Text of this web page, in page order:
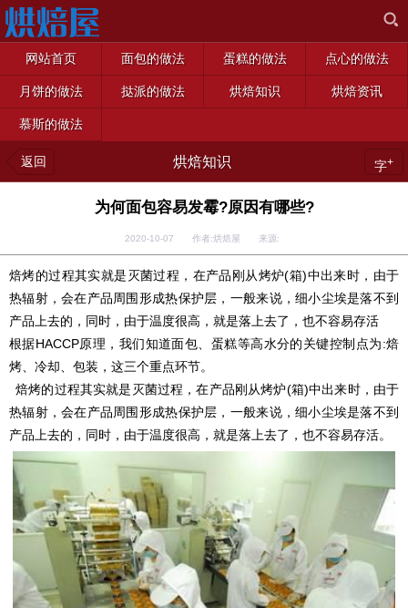
网站首页 面包的做法 蛋糕的做法 点心的做法
月饼的做法 挞派的做法 烘焙知识 烘焙资讯
慕斯的做法
返回 烘焙知识 字+
为何面包容易发霉?原因有哪些?
2020-10-07 作者:烘焙屋 来源:
焙烤的过程其实就是灭菌过程，在产品刚从烤炉(箱)中出来时，由于
热辐射，会在产品周围形成热保护层，一般来说，细小尘埃是落不到
产品上去的，同时，由于温度很高，就是落上去了，也不容易存活
根据HACCP原理，我们知道面包、蛋糕等高水分的关键控制点为:焙
烤、冷却、包装，这三个重点环节。
焙烤的过程其实就是灭菌过程，在产品刚从烤炉(箱)中出来时，由于
热辐射，会在产品周围形成热保护层，一般来说，细小尘埃是落不到
产品上去的，同时，由于温度很高，就是落上去了，也不容易存活。